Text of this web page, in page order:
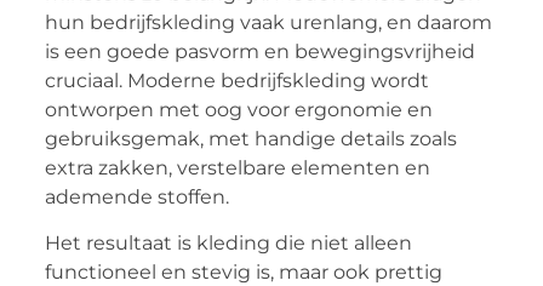
hun bedrijfskleding vaak urenlang, en daarom
is een goede pasvorm en bewegingsvrijheid
cruciaal. Moderne bedrijfskleding wordt
ontworpen met oog voor ergonomie en
gebruiksgemak, met handige details zoals
extra zakken, verstelbare elementen en
ademende stoffen.
Het resultaat is kleding die niet alleen
functioneel en stevig is, maar ook prettig